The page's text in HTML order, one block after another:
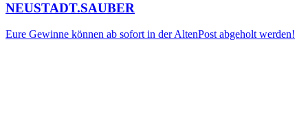
NEUSTADT.SAUBER
Eure Gewinne können ab sofort in der AltenPost abgeholt werden!